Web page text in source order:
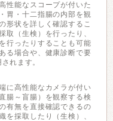
性能なスコープが付いた
胃・十二指腸の内部を観
形状を詳しく確認するこ
取（生検）を行ったり、
行ったりすることも可能
る場合や、健康診断で要
れます。
に高性能なカメラが付い
腸～盲腸）を観察する検
有無を直接確認できるの
を採取したり（生検）、